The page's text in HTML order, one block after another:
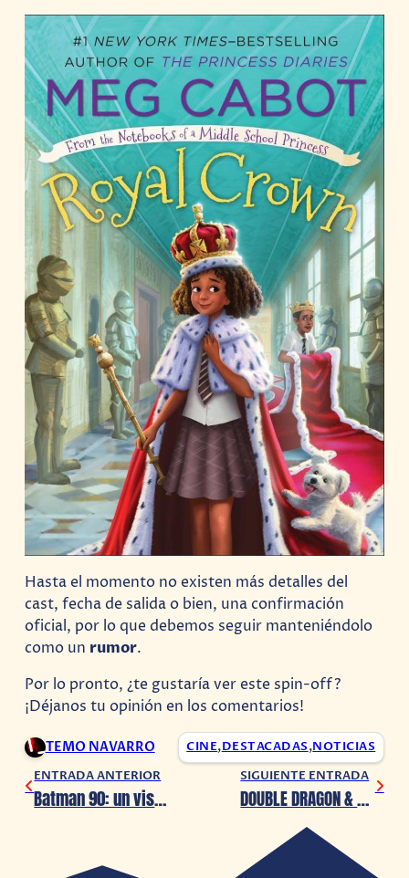
Hasta el momento no existen más detalles del
cast, fecha de salida o bien, una confirmación
oficial, por lo que debemos seguir manteniéndolo
como un rumor.
Por lo pronto, ¿te gustaría ver este spin-off?
¡Déjanos tu opinión en los comentarios!
TEMO NAVARRO CINE,DESTACADAS,NOTICIAS
ENTRADA ANTERIOR
Batman 90: un vistazo a los villanos de Jorge Jiménez
SIGUIENTE ENTRADA
DOUBLE DRAGON & Kunio-kun Retro Brawler Bundle llegará al PlayStation 4 y Nintendo Switch